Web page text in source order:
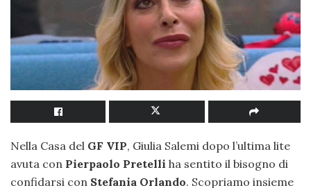
Nella Casa del GF VIP, Giulia Salemi dopo l’ultima lite
avuta con Pierpaolo Pretelli ha sentito il bisogno di
confidarsi con Stefania Orlando. Scopriamo insieme